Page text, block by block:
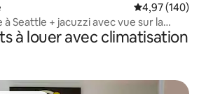
Note
4,97 (140)
Seattle + jacuzzi avec vue sur la
à louer avec climatisation